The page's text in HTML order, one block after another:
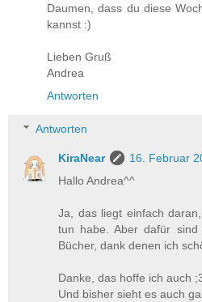
Daumen, dass du diese
kannst :)
Lieben Gruß
Andrea
Antworten
Antworten
KiraNear
16. Februar
Hallo Andrea^^
Ja, das liegt einfach
tun habe. Aber dafür
Bücher, dank denen ich
Danke, das hoffe ich auch
Und bisher sieht es auch